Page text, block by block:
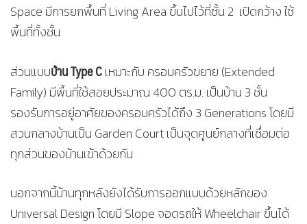
Space มีการยกพื้นที่ Living Area ขึ้นไปไว้ที่ชั้น 2 เปิดกว้าง ใช้
พื้นที่ทั้งชั้น
ส่วนแบบบ้านType Cเหมาะกับ ครอบครัวขยาย (Extended
Family) มีพื้นที่ใช้สอยประมาณ 400 ตร.ม. เป็นบ้าน 3 ชั้น
รองรับการอยู่อาศัยของครอบครัวได้ถึง 3 Generations โดยมี
สวนกลางบ้านเป็น Garden Court เป็นจุดศูนย์กลางที่เชื่อมต่อ
ทุกส่วนของบ้านเข้าด้วยกัน
นอกจากนี้บ้านทุกหลังยังได้รับการออกแบบด้วยหลักของ
Universal Design โดยมี Slope จอดรถให้ Wheelchair ขึ้นได้